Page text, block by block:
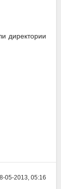
директории
05-2013, 05:16